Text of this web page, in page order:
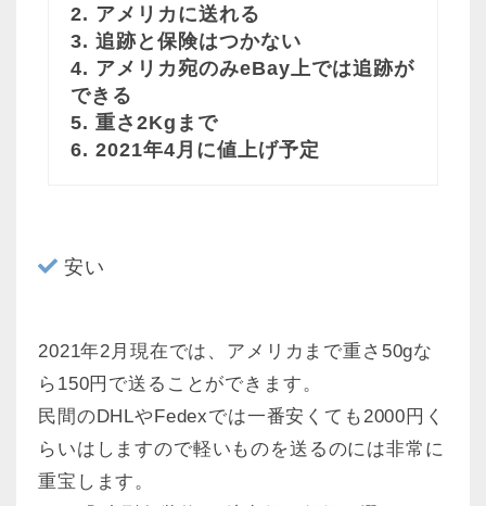
2. アメリカに送れる
3. 追跡と保険はつかない
4. アメリカ宛のみeBay上では追跡が
できる
5. 重さ2Kgまで
6. 2021年4月に値上げ予定
安い
2021年2月現在では、アメリカまで重さ50gな
ら150円で送ることができます。
民間のDHLやFedexでは一番安くても2000円く
らいはしますので軽いものを送るのには非常に
重宝します。